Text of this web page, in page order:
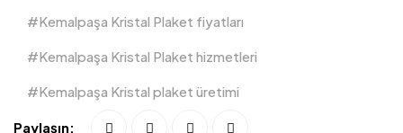
Kemalpaşa Kristal Plaket fiyatları
Kemalpaşa Kristal Plaket hizmetleri
Kemalpaşa Kristal plaket üretimi
Paylaşın: